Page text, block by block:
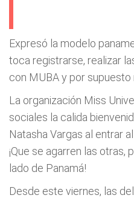
Expresó la modelo
toca registrarse, realizar
con MUBA y por supuesto
La organización Miss
sociales la calida
Natasha Vargas al entrar
¡Que se agarren las otras,
lado de Panamá!
Desde este viernes, las